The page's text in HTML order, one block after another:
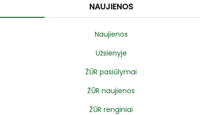
NAUJIENOS
Naujienos
Užsienyje
ŽŪR pasiūlymai
ŽŪR naujienos
ŽŪR renginiai